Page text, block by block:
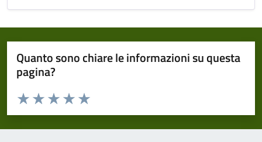
Quanto sono chiare le informazioni su questa
pagina?
Domanda
Valuta da 1 a 5 stelle la pagina
Valuta 5 stelle su 5
Valuta 4 stelle su 5
Valuta 3 stelle su 5
Valuta 2 stelle su 5
Valuta 1 stelle su 5